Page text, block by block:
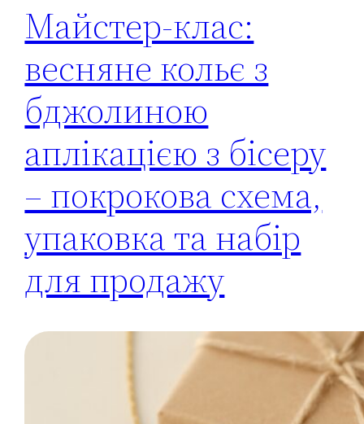
Майстер-клас:
весняне кольє з
бджолиною
аплікацією з бісеру
– покрокова схема,
упаковка та набір
для продажу